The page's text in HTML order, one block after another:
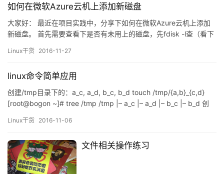
如何在微软Azure云机上添加新磁盘
大家好： 最近在项目实践中，分享下如何在微软Azure云机上添加
新磁盘。 首先需要查看下是否有未用上的磁盘，先fdisk -l查（看下
分区的磁盘号，如上图中的/dev/sdc，再 fdisk /dev/sdc后开始在
区，然后进行格式化： …
Linux干货 2016-11-27
linux命令简单应用
创建/tmp目录下的：a_c, a_d, b_c, b_d touch /tmp/{a,b}_{c,d}
[root@bogon ~]# tree /tmp /tmp |– a_c |– a_d |– b_c |– b_d 创
Linux干货 2016-11-06
文件相关操作练习